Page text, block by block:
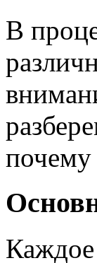
В
почему
Каждое